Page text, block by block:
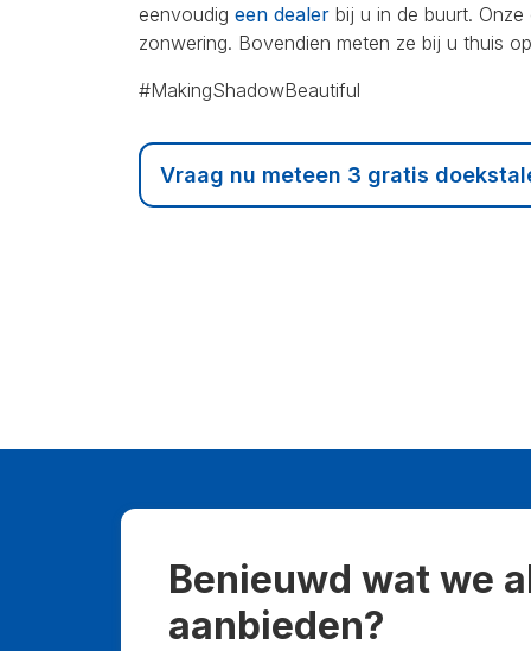
eenvoudig een dealer bij u in de buurt.
zonwering. Bovendien meten ze bij u thuis
#MakingShadowBeautiful
Vraag nu meteen 3 gratis
Benieuwd wat we
aanbieden?